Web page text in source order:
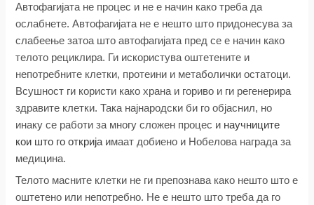
Автофагијата не процес и не е начин како треба да
ослабнете. Автофагијата не е нешто што придонесува за
слабеење затоа што автофагијата пред се е начин како
телото рециклира. Ги искористува оштетените и
непотребните клетки, протеини и метаболички остатоци.
Всушност ги користи како храна и гориво и ги регенерира
здравите клетки. Така најнародски би го објаснил, но
инаку се работи за многу сложен процес и научниците
кои што го открија имаат добиено и Нобелова награда за
медицина.
Телото масните клетки не ги препознава како нешто што е
оштетено или непотребно. Не е нешто што треба да го